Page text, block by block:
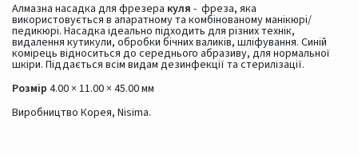
Алмазна насадка для фрезера куля - фреза, яка
використовується в апаратному та комбінованому манікюрі/
педикюрі. Насадка ідеально підходить для різних технік,
видалення кутикули, обробки бічних валиків, шліфування. Синій
комірець відноситься до середнього абразиву, для нормальної
шкіри. Піддається всім видам дезинфекції та стерилізації.
Розмір 4.00 × 11.00 × 45.00 мм
Виробництво Корея, Nisima.